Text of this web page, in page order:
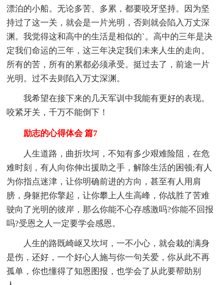
漂泊的小船。无论多苦、多累，都要咬牙坚持。因为坚
持过了这一关，就会是一片光明，否则就会陷入万丈深
渊。我觉得这和高中的生活是相似的`。高中的三年是决
定我们命运的三年，这三年决定我们未来人生的走向。
所有的苦，所有的累都必须承受。挺过去了，前途一片
光明。过不去则陷入万丈深渊。
我希望在接下来的几天军训中我能有更好的表现。
咬紧牙关，千万不能倒下！
励志的心得体会 篇7
人生道路，曲折坎坷，不知有多少艰难险阻，在危
难时刻，有人向你伸出援助之手，解除生活的困顿;有人
为你指点迷津，让你明确前进的方向，甚至有人用肩
膀，身躯把你擎起，让你攀上人生高峰，你战胜了苦难
驶向了光明的彼岸，那么你能不心存感激吗?你能不回报
吗?受恩之人一定要学会感恩。
人生的路既崎岖又坎坷，一不小心，就会栽的满身
是伤，还好，一个好心人施与你一句关爱，你从此不再
孤单，你也懂得了知恩图报，也学会了从此要帮助别